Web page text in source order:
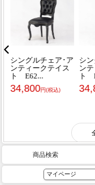
商品検索
マイページ